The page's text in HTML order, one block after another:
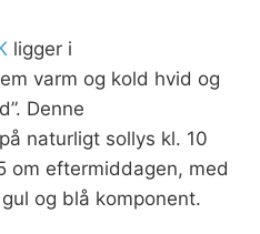
ligger i
varm og kold hvid og
Denne
naturligt sollys kl. 10
om eftermiddagen, med
og blå komponent.